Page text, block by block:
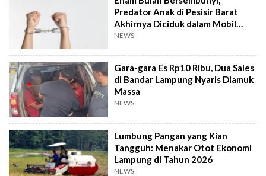
Predator Anak di Pesisir Barat
Akhirnya Diciduk dalam Mobil
Travel
NEWS
Gara-gara Es Rp10 Ribu, Dua Sales
di Bandar Lampung Nyaris Diamuk
Massa
NEWS
Lumbung Pangan yang Kian
Tangguh: Menakar Otot Ekonomi
Lampung di Tahun 2026
NEWS